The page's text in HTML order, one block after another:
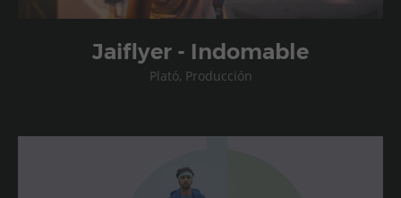
Jaiflyer - Indomable
Plató, Producción